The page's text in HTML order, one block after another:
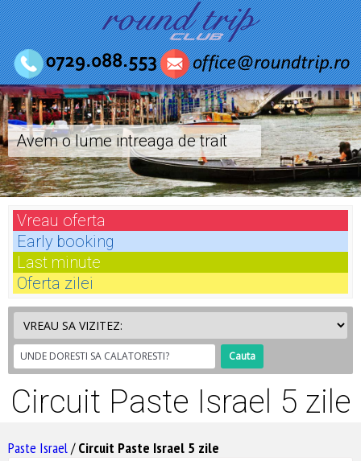
Avem o lume intreaga de trait
Vreau oferta
Early booking
Last minute
Oferta zilei
Circuit Paste Israel 5 zile
Paste Israel/Circuit Paste Israel 5 zile